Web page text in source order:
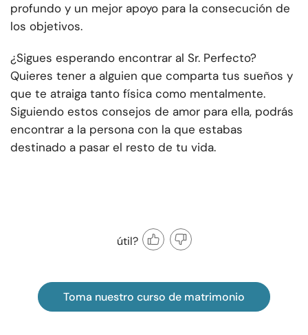
profundo y un mejor apoyo para la consecución de
los objetivos.
¿Sigues esperando encontrar al Sr. Perfecto?
Quieres tener a alguien que comparta tus sueños y
que te atraiga tanto física como mentalmente.
Siguiendo estos consejos de amor para ella, podrás
encontrar a la persona con la que estabas
destinado a pasar el resto de tu vida.
útil?
Toma nuestro curso de matrimonio